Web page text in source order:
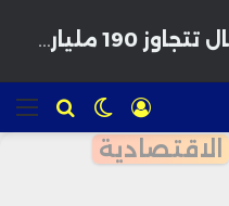
للبحث الوضع
المظلم
تسجيل
الدخول
الاقتصادية